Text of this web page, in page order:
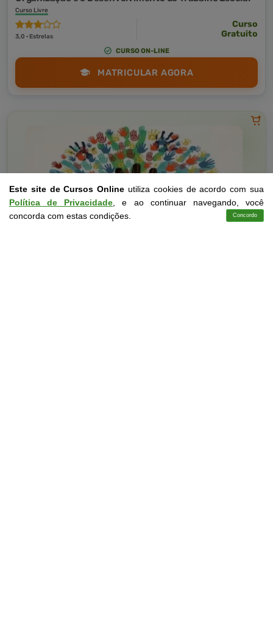
Curso Livre
3,0 · Estrelas
Curso
Gratuito
CURSO ON-LINE
MATRICULAR AGORA
Este site de Cursos Online utiliza cookies de acordo com sua
Política de Privacidade , e ao continuar navegando, você
concorda com estas condições.
Concordo
Contato Cursos Login